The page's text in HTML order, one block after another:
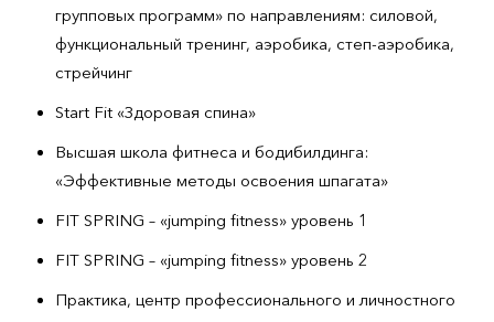
групповых программ» по направлениям: силовой,
функциональный тренинг, аэробика, степ-аэробика,
стрейчинг
Start Fit «Здоровая спина»
Высшая школа фитнеса и бодибилдинга:
«Эффективные методы освоения шпагата»
FIT SPRING – «jumping fitness» уровень 1
FIT SPRING – «jumping fitness» уровень 2
Практика, центр профессионального и личностного